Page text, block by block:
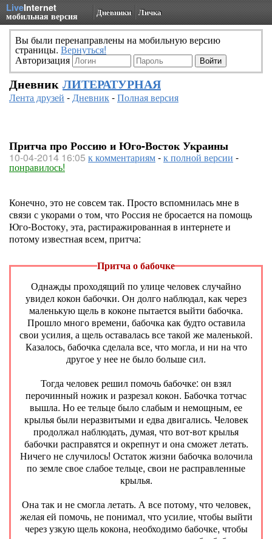
LiveInternet
мобильная версия Дневники Личка
Вы были перенаправлены на мобильную версию
страницы. Вернуться!
Авторизация
Дневник ЛИТЕРАТУРНАЯ
Лента друзей -Дневник-Полная версия
Притча про Россию и Юго-Восток Украины
10-04-2014 16:05 к комментариям-к полной версии -
понравилось!
Конечно, это не совсем так. Просто вспомнилась мне в
связи с укорами о том, что Россия не бросается на помощь
Юго-Востоку, эта, растиражированная в интернете и
потому известная всем, притча:
Притча о бабочке
Однажды проходящий по улице человек случайно
увидел кокон бабочки. Он долго наблюдал, как через
маленькую щель в коконе пытается выйти бабочка.
Прошло много времени, бабочка как будто оставила
свои усилия, а щель оставалась все такой же маленькой.
Казалось, бабочка сделала все, что могла, и ни на что
другое у нее не было больше сил.
Тогда человек решил помочь бабочке: он взял
перочинный ножик и разрезал кокон. Бабочка тотчас
вышла. Но ее тельце было слабым и немощным, ее
крылья были неразвитыми и едва двигались. Человек
продолжал наблюдать, думая, что вот-вот крылья
бабочки расправятся и окрепнут и она сможет летать.
Ничего не случилось! Остаток жизни бабочка волочила
по земле свое слабое тельце, свои не расправленные
крылья.
Она так и не смогла летать. А все потому, что человек,
желая ей помочь, не понимал, что усилие, чтобы выйти
через узкую щель кокона, необходимо бабочке, чтобы